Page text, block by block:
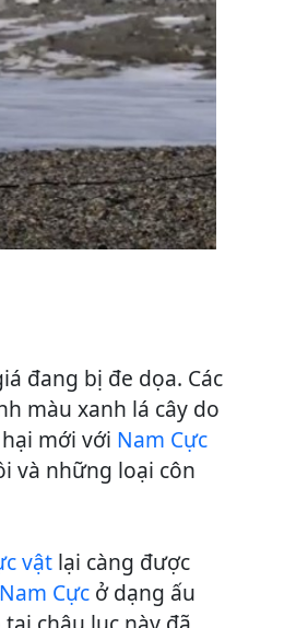
đang bị đe dọa. Các
màu xanh lá cây do
mới với Nam Cực
và những loại côn
vật lại càng được
Nam Cực ở dạng ấu